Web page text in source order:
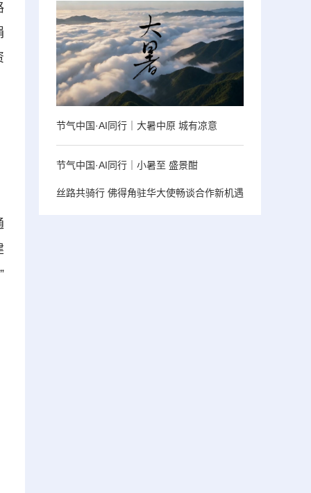
节气中国·AI同行｜大暑中原 城有凉意
节气中国·AI同行｜小暑至 盛景酣
丝路共骑行 佛得角驻华大使畅谈合作新机遇